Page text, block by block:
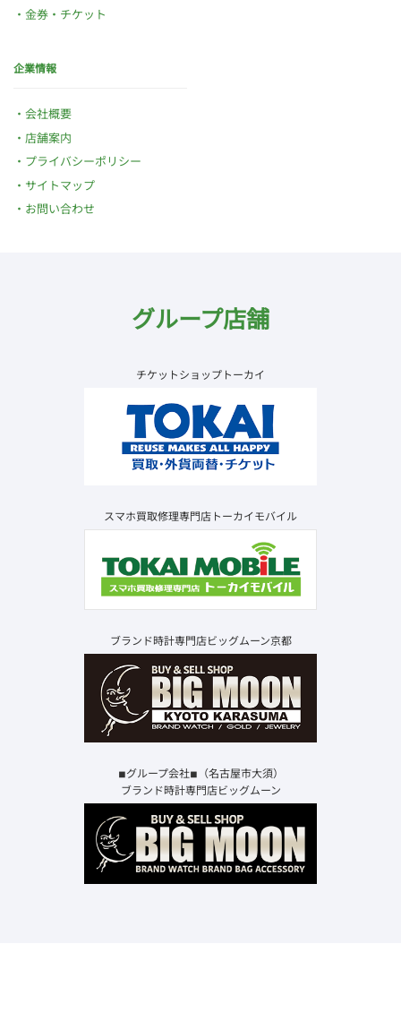
金券・チケット
企業情報
会社概要
店舗案内
プライバシーポリシー
サイトマップ
お問い合わせ
グループ店舗
チケットショップトーカイ
スマホ買取修理専門店トーカイモバイル
ブランド時計専門店ビッグムーン京都
◾︎グループ会社◾︎（名古屋市大須）
ブランド時計専門店ビッグムーン